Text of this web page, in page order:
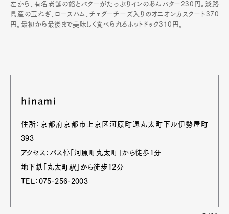
左から、有名老舗の餡とバターがたっぷりインのあんバター230円。淡路
島産の玉ねぎ、ロースハム、チェダーチーズ入りのオニオンカスクート370
円。最初から最後まで美味しく食べられるホットドック310円。
hinami
住所：京都府京都市上京区河原町通丸太町下ル伊勢屋町
393
アクセス：バス停「河原町丸太町」から徒歩1分
地下鉄「丸太町駅」から徒歩12分
TEL：075-256-2003